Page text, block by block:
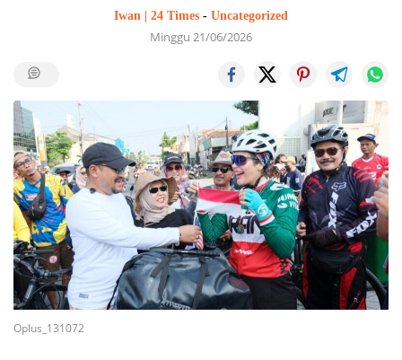
Iwan | 24 Times - Uncategorized
Minggu 21/06/2026
Oplus_131072